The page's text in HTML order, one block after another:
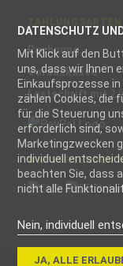
DATENSCHUTZ
Mit Klick auf den
uns, dass wir Ihnen
Einkaufsprozesse
zählen Cookies, die
für die Steuerung
erforderlich sind,
Marketingzwecken
individuell
beachten Sie, dass
nicht alle
Nein, individuell
JA, ALLE
Rechnung
Vorauskasse
Lastschrift mit 2
WIR VERSENDEN